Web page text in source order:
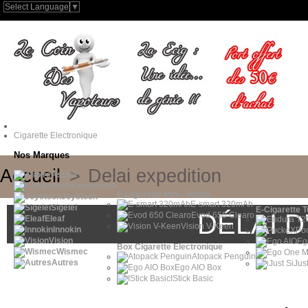
Cigarette Electronique
Nos Marques
Aspire
Kangertech
Joyetech
Sigelei
Eleaf
Innokin
Vision
Wismec
Autres
E-Cigarette Mini - Middle
E-smart 320mAh
Evod 650 Clearo
Vision V-Keen
Box Cigarette Electronique
Atopack Penguin
Ego AIO Box
IStick Basic
E-Cigarette
Select Language ▼
Accueil > Delai expedition
DÉLAI